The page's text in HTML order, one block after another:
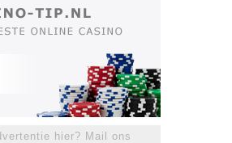
hier? Mail ons